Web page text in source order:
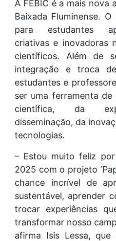
A FEBIC é a mais nova
Baixada Fluminense.
para estudantes
criativas e inovadoras
científicos. Além de
integração e troca
estudantes e
ser uma ferramenta
científica, da
disseminação, da
tecnologias.
– Estou muito feliz
2025 com o projeto
chance incrível de
sustentável, aprender
trocar experiências
transformar nosso
afirma Isis Lessa,